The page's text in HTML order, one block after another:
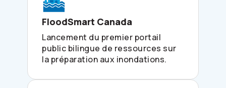
FloodSmart Canada
Lancement du premier portail
public bilingue de ressources sur
la préparation aux inondations.